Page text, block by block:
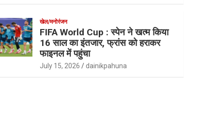
खेल/मनोरंजन
FIFA World Cup : स्पेन ने खत्म किया
16 साल का इंतजार, फ्रांस को हराकर
फाइनल में पहुंचा
July 15, 2026 dainikpahuna